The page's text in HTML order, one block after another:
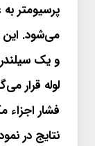
پرسیومتر
می‌شود. این
و یک
لوله قرار
فشار اجزاء
نتایج در